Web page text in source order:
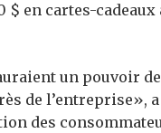
en cartes-
un pouvoir
de l’entreprise»,
des